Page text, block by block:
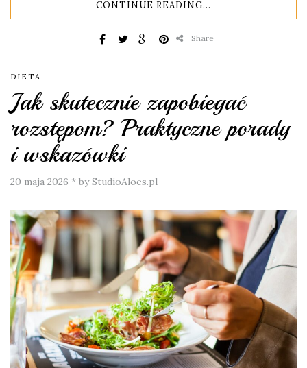
CONTINUE READING...
Share
DIETA
Jak skutecznie zapobiegać
rozstępom? Praktyczne porady
i wskazówki
20 maja 2026 * by StudioAloes.pl